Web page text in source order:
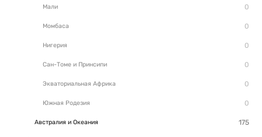
Мали
Момбаса
Нигерия
Сан-Томе и Принсипи
Экваториальная Африка
Южная Родезия
Австралия и Океания